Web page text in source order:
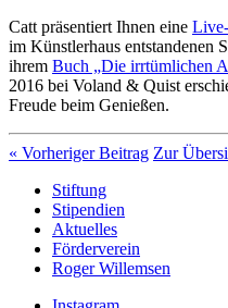
Catt präsentiert Ihnen eine
im Künstlerhaus entstandenen
ihrem Buch „Die irrtümlichen
2016 bei Voland & Quist
Freude beim Genießen.
« Vorheriger Beitrag Zur
Stiftung
Stipendien
Aktuelles
Förderverein
Roger Willemsen